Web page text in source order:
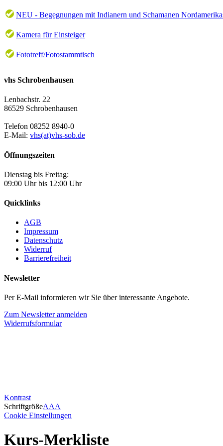
NEU - Begegnungen mit Indianern und Schamanen
Kamera für Einsteiger
Fototreff/Fotostammtisch
vhs Schrobenhausen
Lenbachstr. 22
86529 Schrobenhausen
Telefon 08252 8940-0
E-Mail: vhs(at)vhs-sob.de
Öffnungszeiten
Dienstag bis Freitag:
09:00 Uhr bis 12:00 Uhr
Quicklinks
AGB
Impressum
Datenschutz
Widerruf
Barrierefreiheit
Newsletter
Per E-Mail informieren wir Sie über interessante Angebote.
Zum Newsletter anmelden
Widerrufsformular
Kontrast
SchriftgrößeAAA
Cookie Einstellungen
Kurs-Merkliste